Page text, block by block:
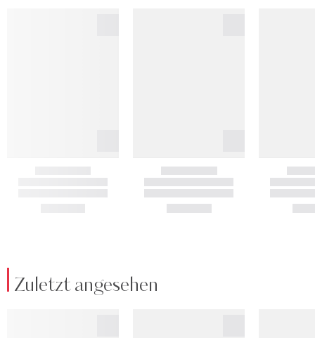
Zuletzt angesehen